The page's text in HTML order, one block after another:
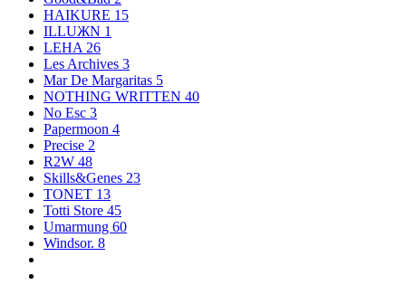
HAIKURE 15
ILLUЖN 1
LEHA 26
Les Archives 3
Mar De Margaritas 5
NOTHING WRITTEN 40
No Esc 3
Papermoon 4
Precise 2
R2W 48
Skills&Genes 23
TONET 13
Totti Store 45
Umarmung 60
Windsor. 8